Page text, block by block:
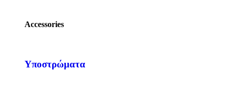
Accessories
Υποστρώματα